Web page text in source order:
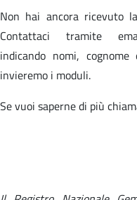
Non hai ancora ricevuto
Contattaci tramite
indicando nomi,
invieremo i moduli.
Se vuoi saperne di più